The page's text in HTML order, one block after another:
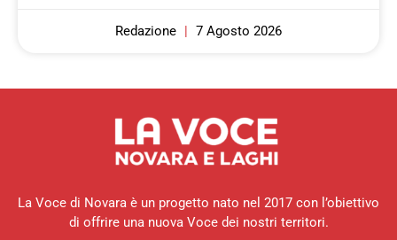
Redazione 7 Agosto 2026
La Voce di Novara è un progetto nato nel 2017 con l’obiettivo
di offrire una nuova Voce dei nostri territori.